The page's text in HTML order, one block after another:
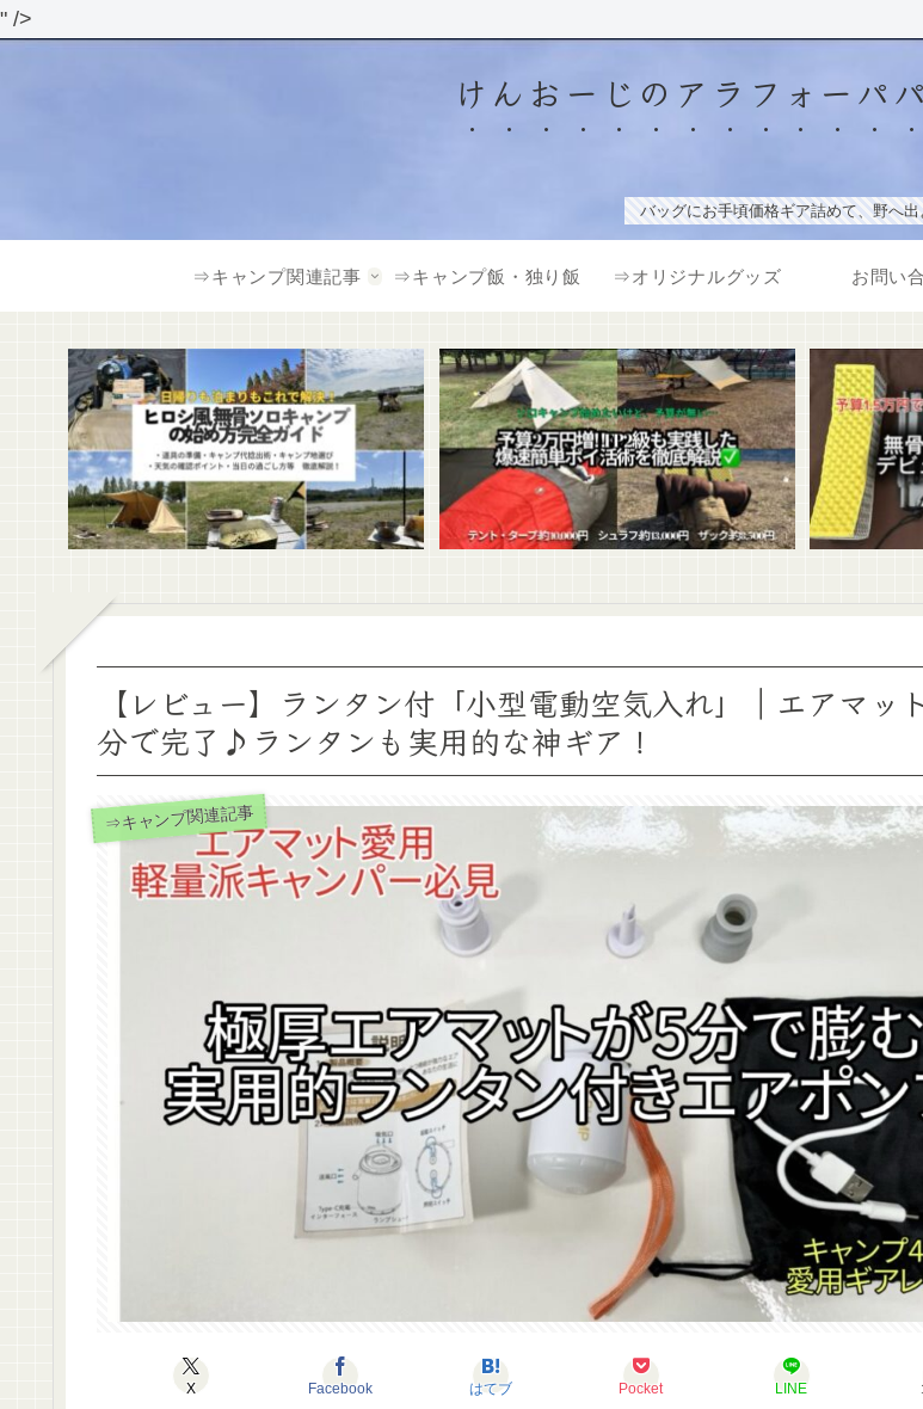
" />
けんおーじのアラフォーパ
バッグにお手頃価格ギア詰めて、野へ出
⇒キャンプ関連記事 ⇒キャンプ飯・独り飯 ⇒オリジナルグッズ お問い
【レビュー】ランタン付「小型電動空気入れ」｜エアマッ
分で完了♪ランタンも実用的な神ギア！
⇒キャンプ関連記事
X Facebook はてブ Pocket LINE